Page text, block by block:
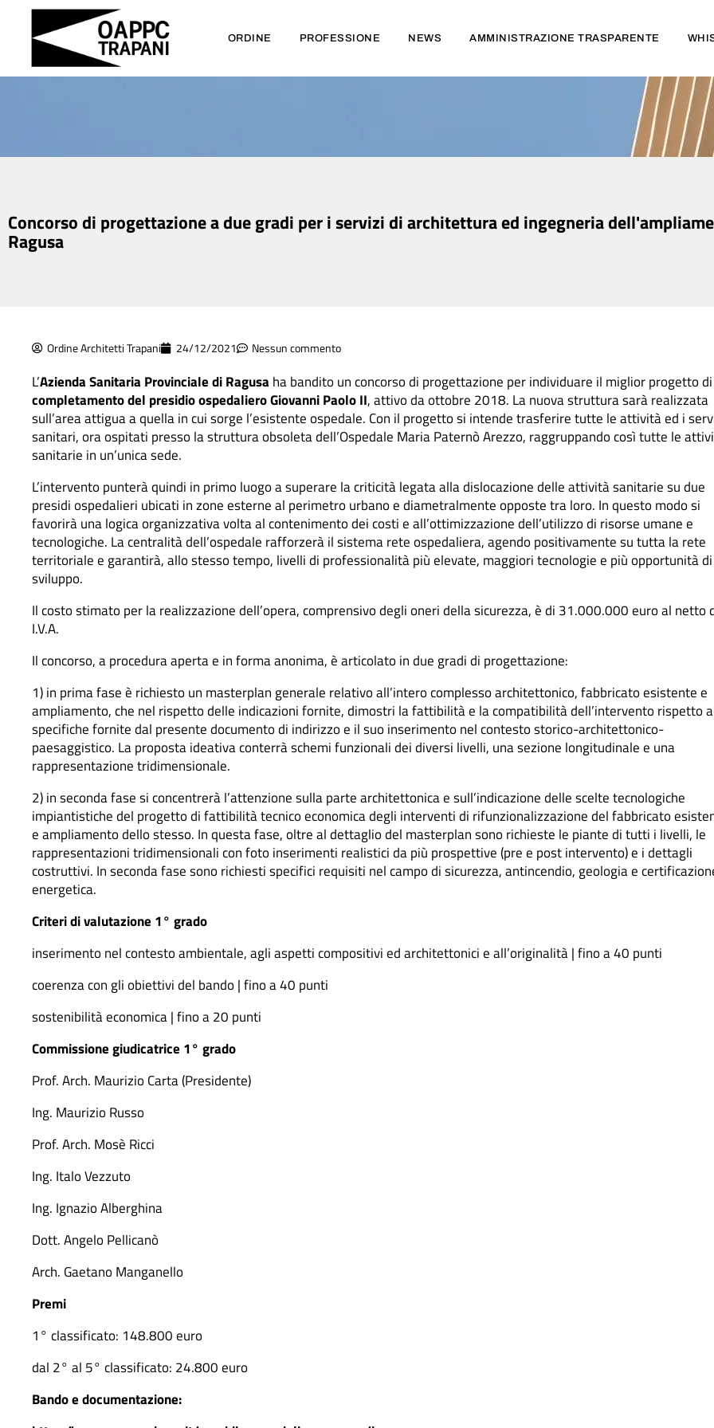
ORDINE PROFESSIONE NEWS AMMINISTRAZIONE TRASPARENTE
Concorso di progettazione a due gradi per i servizi di architettura ed ingegneria
Ragusa
Ordine Architetti Trapani 24/12/2021 Nessun commento
L’Azienda Sanitaria Provinciale di Ragusa ha bandito un concorso di progettazione per individuare il miglior progetto di
completamento del presidio ospedaliero Giovanni Paolo II, attivo da ottobre 2018. La nuova struttura sarà realizzata
sull’area attigua a quella in cui sorge l’esistente ospedale. Con il progetto si intende trasferire tutte le attività ed i
sanitari, ora ospitati presso la struttura obsoleta dell’Ospedale Maria Paternò Arezzo, raggruppando così tutte le
sanitarie in un’unica sede.
L’intervento punterà quindi in primo luogo a superare la criticità legata alla dislocazione delle attività sanitarie su due
presidi ospedalieri ubicati in zone esterne al perimetro urbano e diametralmente opposte tra loro. In questo modo si
favorirà una logica organizzativa volta al contenimento dei costi e all’ottimizzazione dell’utilizzo di risorse umane e
tecnologiche. La centralità dell’ospedale rafforzerà il sistema rete ospedaliera, agendo positivamente su tutta la rete
territoriale e garantirà, allo stesso tempo, livelli di professionalità più elevate, maggiori tecnologie e più opportunità di
sviluppo.
Il costo stimato per la realizzazione dell’opera, comprensivo degli oneri della sicurezza, è di 31.000.000 euro al netto
I.V.A.
Il concorso, a procedura aperta e in forma anonima, è articolato in due gradi di progettazione:
1) in prima fase è richiesto un masterplan generale relativo all’intero complesso architettonico, fabbricato esistente e
ampliamento, che nel rispetto delle indicazioni fornite, dimostri la fattibilità e la compatibilità dell’intervento rispetto
specifiche fornite dal presente documento di indirizzo e il suo inserimento nel contesto storico-architettonico-
paesaggistico. La proposta ideativa conterrà schemi funzionali dei diversi livelli, una sezione longitudinale e una
rappresentazione tridimensionale.
2) in seconda fase si concentrerà l’attenzione sulla parte architettonica e sull’indicazione delle scelte tecnologiche
impiantistiche del progetto di fattibilità tecnico economica degli interventi di rifunzionalizzazione del fabbricato
e ampliamento dello stesso. In questa fase, oltre al dettaglio del masterplan sono richieste le piante di tutti i livelli, le
rappresentazioni tridimensionali con foto inserimenti realistici da più prospettive (pre e post intervento) e i dettagli
costruttivi. In seconda fase sono richiesti specifici requisiti nel campo di sicurezza, antincendio, geologia e
energetica.
Criteri di valutazione 1° grado
inserimento nel contesto ambientale, agli aspetti compositivi ed architettonici e all’originalità | fino a 40 punti
coerenza con gli obiettivi del bando | fino a 40 punti
sostenibilità economica | fino a 20 punti
Commissione giudicatrice 1° grado
Prof. Arch. Maurizio Carta (Presidente)
Ing. Maurizio Russo
Prof. Arch. Mosè Ricci
Ing. Italo Vezzuto
Ing. Ignazio Alberghina
Dott. Angelo Pellicanò
Arch. Gaetano Manganello
Premi
1° classificato: 148.800 euro
dal 2° al 5° classificato: 24.800 euro
Bando e documentazione: